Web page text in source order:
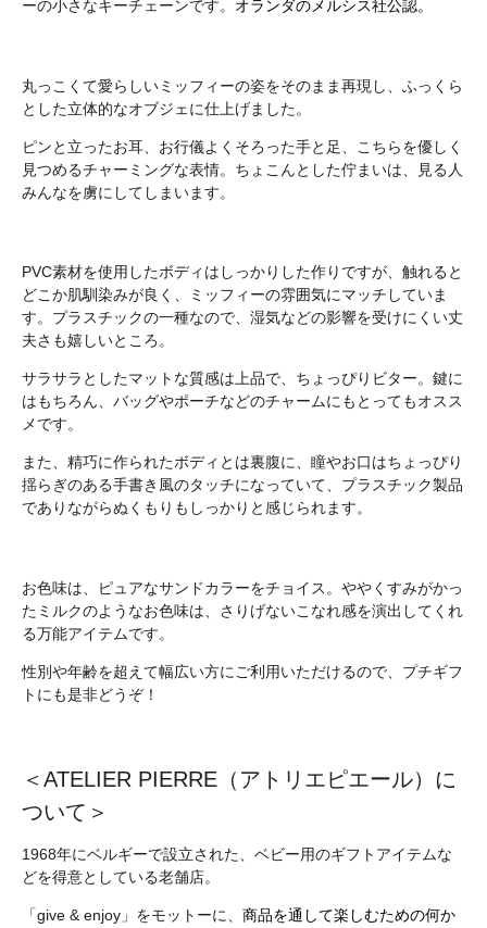
ーの小さなキーチェーンです。 オランダのメルシス社公認。
丸っこくて愛らしいミッフィーの姿をそのまま再現し、ふっくら
とした立体的なオブジェに仕上げました。
ピンと立ったお耳、お行儀よくそろった手と足、こちらを優しく
見つめるチャーミングな表情。ちょこんとした佇まいは、見る人
みんなを虜にしてしまいます。
PVC素材を使用したボディはしっかりした作りですが、触れると
どこか肌馴染みが良く、ミッフィーの雰囲気にマッチしていま
す。プラスチックの一種なので、湿気などの影響を受けにくい丈
夫さも嬉しいところ。
サラサラとしたマットな質感は上品で、ちょっぴりビター。鍵に
はもちろん、バッグやポーチなどのチャームにもとってもオスス
メです。
また、精巧に作られたボディとは裏腹に、瞳やお口はちょっぴり
揺らぎのある手書き風のタッチになっていて、プラスチック製品
でありながらぬくもりもしっかりと感じられます。
お色味は、ピュアなサンドカラーをチョイス。ややくすみがかっ
たミルクのようなお色味は、さりげないこなれ感を演出してくれ
る万能アイテムです。
性別や年齢を超えて幅広い方にご利用いただけるので、プチギフ
トにも是非どうぞ！
＜ATELIER PIERRE（アトリエピエール）に
ついて＞
1968年にベルギーで設立された、ベビー用のギフトアイテムな
どを得意としている老舗店。
「give & enjoy」をモットーに、 商品を通して楽しむための何か